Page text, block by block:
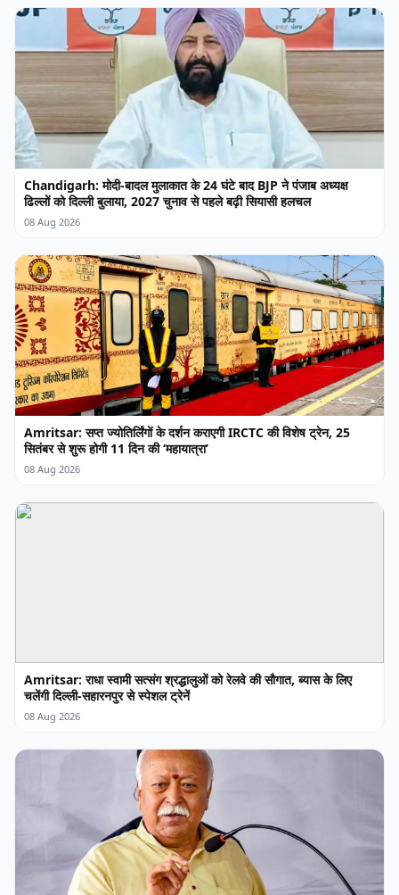
Chandigarh: मोदी-बादल मुलाकात के 24 घंटे बाद BJP ने पंजाब अध्यक्ष
ढिल्लों को दिल्ली बुलाया, 2027 चुनाव से पहले बढ़ी सियासी हलचल
08 Aug 2026
Amritsar: सप्त ज्योतिर्लिंगों के दर्शन कराएगी IRCTC की विशेष ट्रेन, 25
सितंबर से शुरू होगी 11 दिन की ‘महायात्रा’
08 Aug 2026
Amritsar: राधा स्वामी सत्संग श्रद्धालुओं को रेलवे की सौगात, ब्यास के लिए
चलेंगी दिल्ली-सहारनपुर से स्पेशल ट्रेनें
08 Aug 2026